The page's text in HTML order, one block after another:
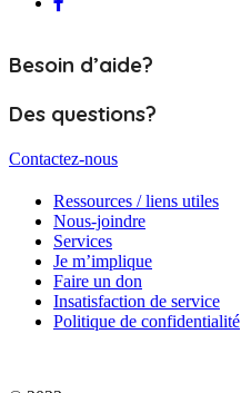
Besoin d’aide?
Des questions?
Contactez-nous
Ressources / liens utiles
Nous-joindre
Services
Je m’implique
Faire un don
Insatisfaction de service
Politique de confidentialité